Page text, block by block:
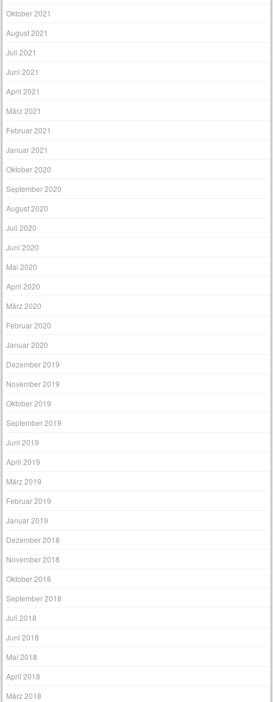
Oktober 2021
August 2021
Juli 2021
Juni 2021
April 2021
März 2021
Februar 2021
Januar 2021
Oktober 2020
September 2020
August 2020
Juli 2020
Juni 2020
Mai 2020
April 2020
März 2020
Februar 2020
Januar 2020
Dezember 2019
November 2019
Oktober 2019
September 2019
Juni 2019
April 2019
März 2019
Februar 2019
Januar 2019
Dezember 2018
November 2018
Oktober 2018
September 2018
Juli 2018
Juni 2018
Mai 2018
April 2018
März 2018